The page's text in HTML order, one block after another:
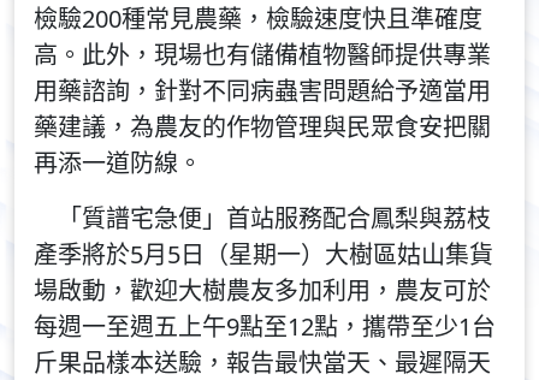
檢驗200種常見農藥，檢驗速度快且準確度
高。此外，現場也有儲備植物醫師提供專業
用藥諮詢，針對不同病蟲害問題給予適當用
藥建議，為農友的作物管理與民眾食安把關
再添一道防線。
「質譜宅急便」首站服務配合鳳梨與荔枝
產季將於5月5日（星期一）大樹區姑山集貨
場啟動，歡迎大樹農友多加利用，農友可於
每週一至週五上午9點至12點，攜帶至少1台
斤果品樣本送驗，報告最快當天、最遲隔天